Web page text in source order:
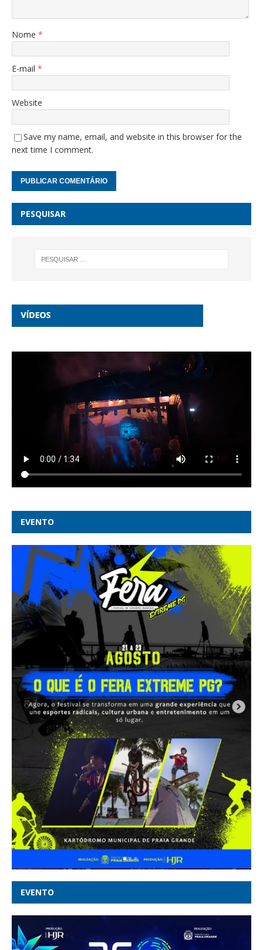
Nome *
E-mail *
Website
Save my name, email, and website in this browser for the
next time I comment.
PESQUISAR
EVENTO
EVENTO